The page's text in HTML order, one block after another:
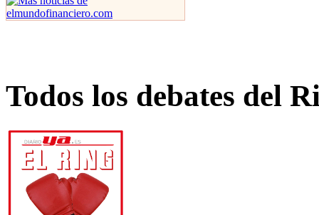
Todos los debates del